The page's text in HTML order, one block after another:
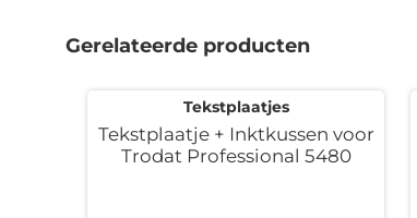
het
afbeeldingen-
Gerelateerde producten
Tekstplaatjes
Tekstplaatje + Inktkussen voor
Trodat Professional 5480